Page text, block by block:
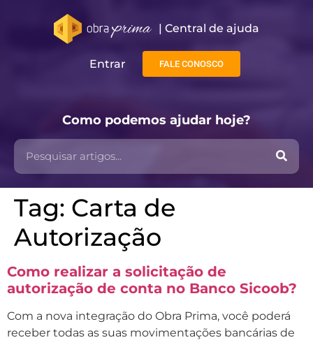
| Central de ajuda​
Entrar FALE CONOSCO
Como podemos ajudar hoje?
Tag: Carta de
Autorização
Como realizar a solicitação de
autorização de conta no Banco Sicoob?
Com a nova integração do Obra Prima, você poderá
receber todas as suas movimentações bancárias de